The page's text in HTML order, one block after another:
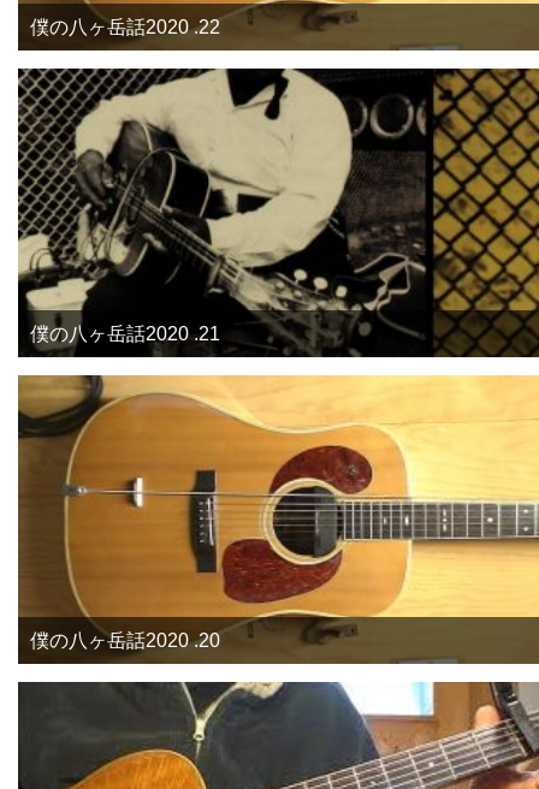
僕の八ヶ岳話2020 .22
僕の八ヶ岳話2020 .21
僕の八ヶ岳話2020 .20